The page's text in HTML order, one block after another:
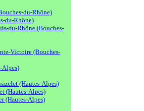
du-Rhône)
du-Rhône)
du-Rhône (Bouches-
Victoire (Bouches-
Alpes)
(Hautes-Alpes)
(Hautes-Alpes)
(Hautes-Alpes)